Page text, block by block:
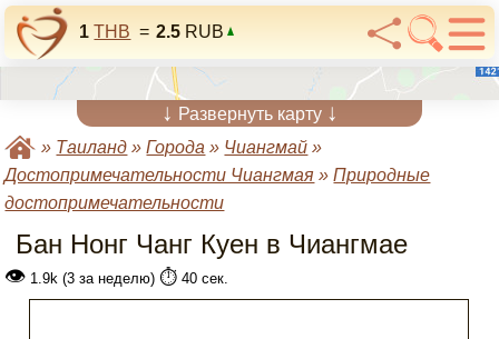
1 THB = 2.5 RUB
↓ Развернуть карту ↓
» Таиланд »Города » Чиангмай »
Достопримечательности Чиангмая »Природные
достопримечательности
Бан Нонг Чанг Куен в Чиангмае
👁 1.9k (3 за неделю) ⏱️ 40 сек.